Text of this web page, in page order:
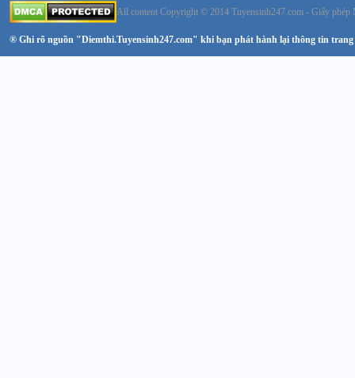
All content Copyright © 2014 Tuyensinh247.com - Giấy
® Ghi rõ nguồn "Diemthi.Tuyensinh247.com" khi bạn phát hành lại thông tin trang